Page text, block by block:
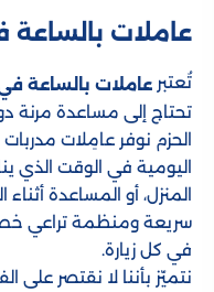
عاملات بالساعة
تُعتبر عاملات بالساعة
تحتاج إلى مساعدة مرنة
الحزم نوفر عامِلات
اليومية في الوقت الذي
المنزل، أو المساعدة
سريعة ومنظمة تراعي
في كل زيارة.
نتميّز بأننا لا نقتصر على